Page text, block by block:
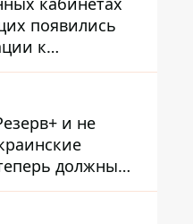
появились
к
на бакалавриат
– что
и не
должны
к
получить